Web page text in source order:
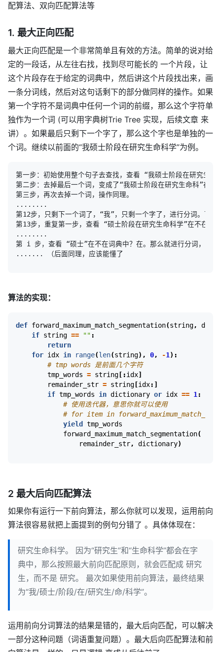
配算法、双向匹配算法等
1. 最大正向匹配
最大正向匹配是一个非常简单且有效的方法。简单的说对给
定的一段话，从左往右找，找到尽可能长的 一个片段，让
这个片段存在于给定的词典中，然后讲这个片段找出来，画
一条分词线，然后对这句话剩下的部分做同样的操作。如果
第一个字符不是词典中任何一个词的前缀，那么这个字符单
独作为一个词 (可以用字典树Trie Tree 实现，后续文章 来
讲）。如果最后只剩下一个字了，那么这个字也是单独的一
个词。继续以前面的“我硕士阶段在研究生命科学”为例。
第一步：初始使用整个句子去查找，查看 “我硕士阶段在研究生命
第二步：去掉最后一个词，变成了“我硕士阶段在研究生命科”在不
第三步，再次去掉一个词，操作同理。
........
第12步，只剩下一个词了，“我”，只剩一个字了，进行分词。下
第13步，重复第一步，查看 “硕士阶段在研究生命科学”在不在词
........
第 i 步，查看 “硕士”在不在词典中？在。那么就进行分词，下
算法的实现：
def forward_maximum_match_segmentation(string,
if string == "" :
return
for idx in range(len(string), 0, -1):
# tmp words 是前面几个字符
tmp_words = string [:idx]
remainder_str = string [idx:]
if tmp_words in dictionary or idx == 1:
# 使用迭代器，意思你就可以使用
# for item in
yield
tmp_words
forward_maximum_match_segmentation(
remainder_str, dictionary)
2 最大后向匹配算法
如果你有运行一下前向算法，那么你就可以发现，运用前向
算法很容易就把上面提到的例句分错了 。具体体现在：
研究生命科学。 因为“研究生”和“生命科学”都会在字
典中，那么按照最大前向匹配原则，就会匹配成 研究
生，而不是 研究。 最次如果使用前向算法，最终结果
为“我/硕士/阶段/在/研究生/命/科学”。
运用前向分词算法的结果是错的，最大后向匹配，可以解决
一部分这种问题（词语重复问题）。最大后向匹配算法和前